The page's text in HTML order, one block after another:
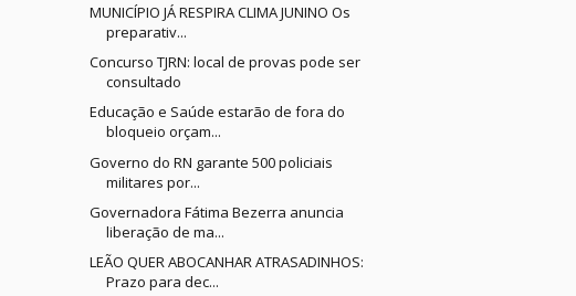
MUNICÍPIO JÁ RESPIRA CLIMA JUNINO Os
preparativ...
Concurso TJRN: local de provas pode ser
consultado
Educação e Saúde estarão de fora do
bloqueio orçam...
Governo do RN garante 500 policiais
militares por...
Governadora Fátima Bezerra anuncia
liberação de ma...
LEÃO QUER ABOCANHAR ATRASADINHOS:
Prazo para dec...